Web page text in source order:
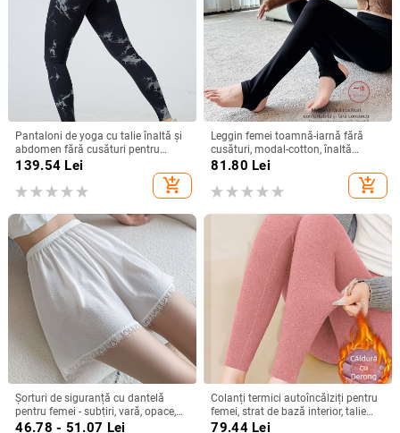
Pantaloni de yoga cu talie înaltă și
abdomen fără cusături pentru
toamnă și iarnă, pantaloni de
fitness, colanți de alergare pentru
femei en-gros
139.54 Lei
add_shopping_cart
Leggin femei toamnă-iarnă fără
cusături, modal-cotton, înaltă
elasticitate, croială slim, lungime
până la gleznă, culoare solidă, anti-
piling
81.80 Lei
add_shopping_cart
Șorturi de siguranță cu dantelă
pentru femei - subțiri, vară, opace,
croială lejeră, pentru purtare în
46.78 - 51.07 Lei
Colanți termici autoîncălziți pentru
femei, strat de bază interior, talie
medie, croială strânsă, plus size,
79.44Lei